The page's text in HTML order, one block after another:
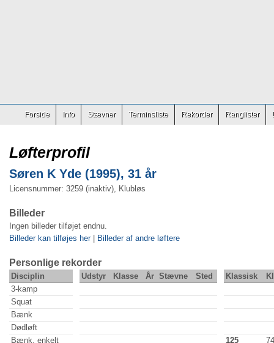
Forside Info Stævner Terminsliste Rekorder Ranglister
Løfterprofil
Søren K Yde (1995), 31 år
Licensnummer: 3259 (inaktiv), Klubløs
Billeder
Ingen billeder tilføjet endnu.
Billeder kan tilføjes her| Billeder af andre løftere
Personlige rekorder
Disciplin Udstyr Klasse År Stævne Sted Klassisk
3-kamp
Squat
Bænk
Dødløft
Bænk, enkelt
125 74